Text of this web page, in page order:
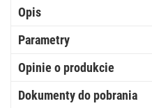
Opis
Parametry
Opinie o produkcie
Dokumenty do pobrania